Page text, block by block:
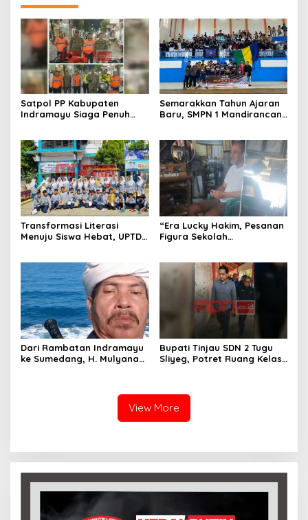
Satpol PP Kabupaten
Indramayu Siaga Penuh
Nyaman Beraktivitas
Semarakkan Tahun Ajaran
Baru, SMPN 1 Mandirancan
Transformasi Literasi
Menuju Siswa Hebat, UPTD
NePasi Gemaca
“Era Lucky Hakim, Pesanan
Figura Sekolah
Bangkrut!”
Dari Rambatan Indramayu
ke Sumedang, H. Mulyana
Bupati Tinjau SDN 2 Tugu
Sliyeg, Potret Ruang Kelas
View More